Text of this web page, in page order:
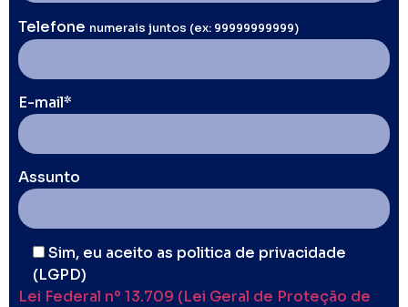
Telefone numerais juntos (ex: 99999999999)
E-mail*
Assunto
Sim, eu aceito as politica de privacidade
(LGPD)
Lei Federal nº 13.709 (Lei Geral de Proteção de